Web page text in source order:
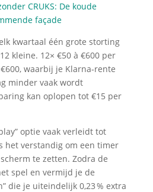
CRUKS: De koude
façade
kwartaal één grote storting
kleine. 12× €50 à €600 per
waarbij je Klarna‑rente
minder vaak wordt
kan oplopen tot €15 per
optie vaak verleidt tot
het verstandig om een timer
te zetten. Zodra de
spel en vermijd je de
die je uiteindelijk 0,23 % extra